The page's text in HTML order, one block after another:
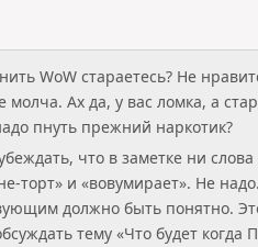
WoW стараетесь? Не
Ах да, у вас ломка, а
пнуть прежний наркотик?
что в заметке ни
торт» и «вовумирает». Не
должно быть понятно.
тему «Что будет когда